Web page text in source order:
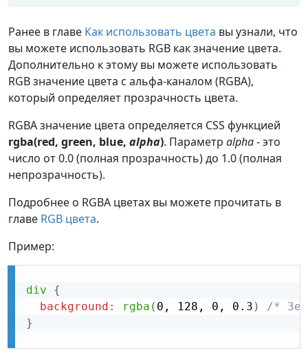
Ранее в главе Как использовать цвета вы узнали, что
вы можете использовать RGB как значение цвета.
Дополнительно к этому вы можете использовать
RGB значение цвета с альфа-каналом (RGBA),
который определяет прозрачность цвета.
RGBA значение цвета определяется CSS функцией
rgba(red, green, blue, alpha). Параметр alpha- это
число от 0.0 (полная прозрачность) до 1.0 (полная
непрозрачность).
Подробнее о RGBA цветах вы можете прочитать в
главе RGB цвета.
Пример:
div
{
background : rgba ( 0, 128, 0, 0.3 )
/*
}